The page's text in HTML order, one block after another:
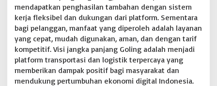
mendapatkan penghasilan tambahan dengan sistem
kerja fleksibel dan dukungan dari platform. Sementara
bagi pelanggan, manfaat yang diperoleh adalah layanan
yang cepat, mudah digunakan, aman, dan dengan tarif
kompetitif. Visi jangka panjang Goling adalah menjadi
platform transportasi dan logistik terpercaya yang
memberikan dampak positif bagi masyarakat dan
mendukung pertumbuhan ekonomi digital Indonesia.